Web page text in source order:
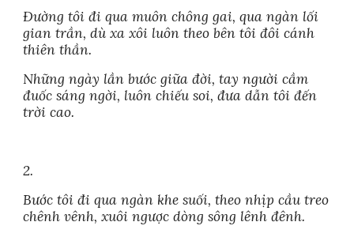
Đường tôi đi qua muôn chông gai, qua ngàn lối
gian trần, dù xa xôi luôn theo bên tôi đôi cánh
thiên thần.
Những ngày lần bước giữa đời, tay người cầm
đuốc sáng ngời, luôn chiếu soi, đưa dẫn tôi đến
trời cao.
2.
Bước tôi đi qua ngàn khe suối, theo nhịp cầu treo
chênh vênh, xuôi ngược dòng sông lênh đênh.